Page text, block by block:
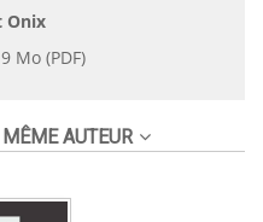
Onix
Mo (PDF)
AUTEUR